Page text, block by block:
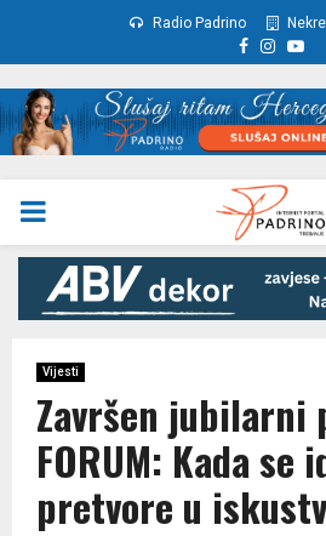
Radio Padrino
Facebook
PRIMARY
MENU
Vijesti
Završen jubilarni
FORUM: Kada se
pretvore u